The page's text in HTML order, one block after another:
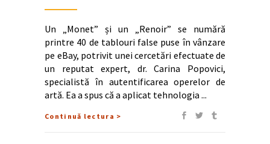
Un „Monet” și un „Renoir” se numără
printre 40 de tablouri false puse în vânzare
pe eBay, potrivit unei cercetări efectuate de
un reputat expert, dr. Carina Popovici,
specialistă în autentificarea operelor de
artă. Ea a spus că a aplicat tehnologia
Continuă lectura >